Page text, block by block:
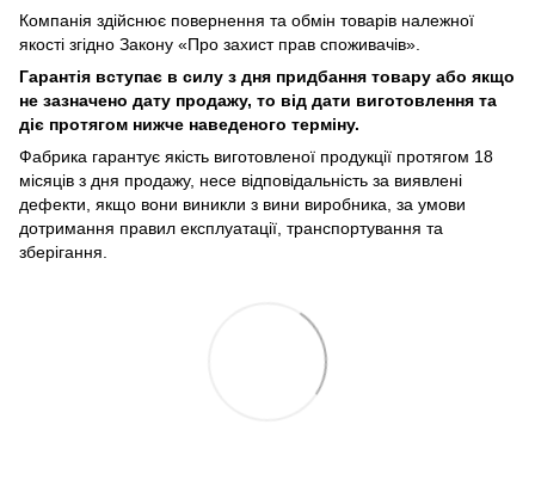
Компанія здійснює повернення та обмін товарів належної
якості згідно Закону «Про захист прав споживачів».
Гарантія вступає в силу з дня придбання товару або якщо
не зазначено дату продажу, то від дати виготовлення та
діє протягом нижче наведеного терміну.
Фабрика гарантує якість виготовленої продукції протягом 18
місяців з дня продажу, несе відповідальність за виявлені
дефекти, якщо вони виникли з вини виробника, за умови
дотримання правил експлуатації, транспортування та
зберігання.